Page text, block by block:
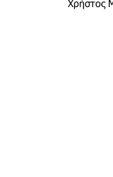
Χρήστος